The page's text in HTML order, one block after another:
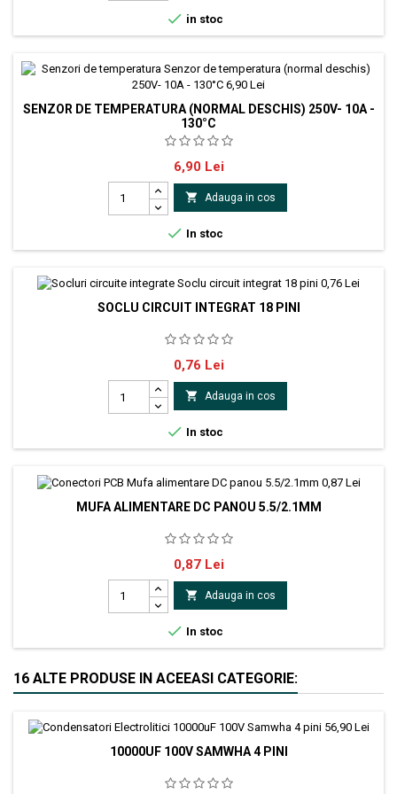
 in stoc
SENZOR DE TEMPERATURA (NORMAL DESCHIS) 250V- 10A -
130°C
Alimentare: 250V/10A Dimensiuni: 33x16x11mm cu lamele de contact
Distanta gaura suport de prindere: 25mm
Pret
6,90 Lei
 Adauga in cos
 In stoc
SOCLU CIRCUIT INTEGRAT 18 PINI
Soclu:DIL;PIN:18;7,62mm;Montare:THT;Raster:2,54mm
Pret
0,76 Lei
 Adauga in cos
 In stoc
MUFA ALIMENTARE DC PANOU 5.5/2.1MM
Soclu;alimentare DC;tată;5,5mm;2,1mm;THT
Pret
0,87 Lei
 Adauga in cos
 In stoc
16 ALTE PRODUSE IN ACEEASI CATEGORIE:
10000UF 100V SAMWHA 4 PINI